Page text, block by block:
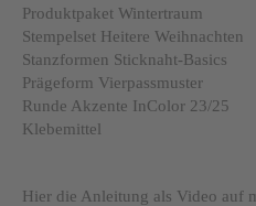
Produktpaket Wintertraum
Stempelset Heitere Weihnachten
Stanzformen Sticknaht-Basics
Prägeform Vierpassmuster
Runde Akzente InColor 23/25
Klebemittel
Hier die Anleitung als Video auf